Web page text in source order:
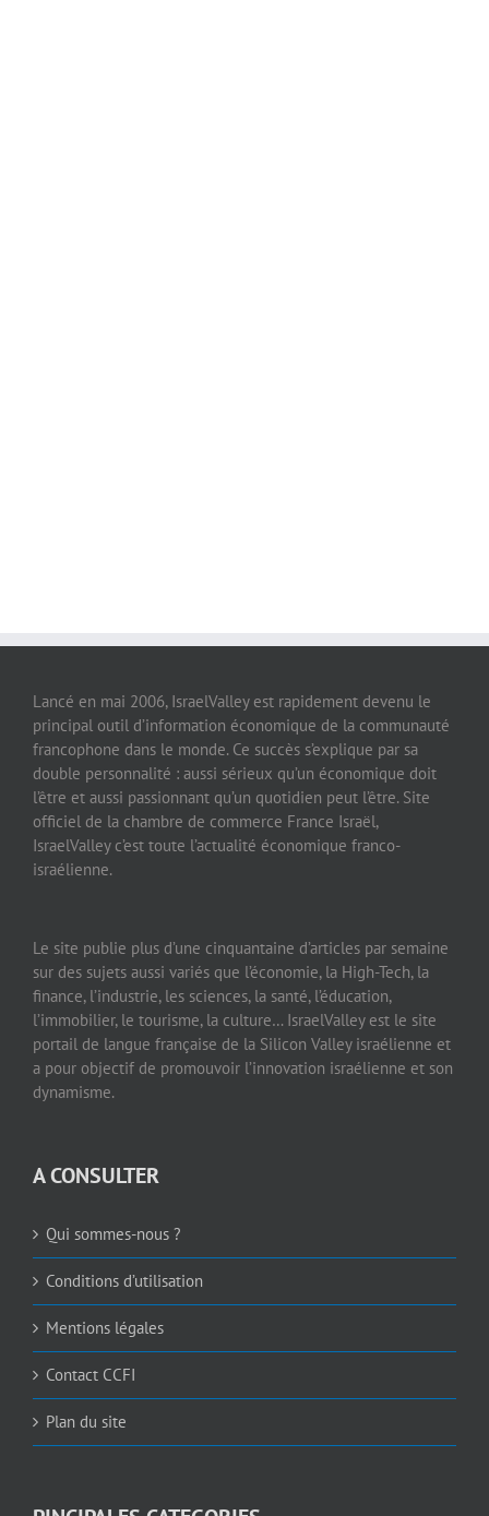
Lancé en mai 2006, IsraelValley est rapidement devenu le
principal outil d’information économique de la communauté
francophone dans le monde. Ce succès s’explique par sa
double personnalité : aussi sérieux qu’un économique doit
l’être et aussi passionnant qu’un quotidien peut l’être. Site
officiel de la chambre de commerce France Israël,
IsraelValley c’est toute l’actualité économique franco-
israélienne.
Le site publie plus d’une cinquantaine d’articles par semaine
sur des sujets aussi variés que l’économie, la High-Tech, la
finance, l’industrie, les sciences, la santé, l’éducation,
l’immobilier, le tourisme, la culture… IsraelValley est le site
portail de langue française de la Silicon Valley israélienne et
a pour objectif de promouvoir l’innovation israélienne et son
dynamisme.
A CONSULTER
Qui sommes-nous ?
Conditions d’utilisation
Mentions légales
Contact CCFI
Plan du site